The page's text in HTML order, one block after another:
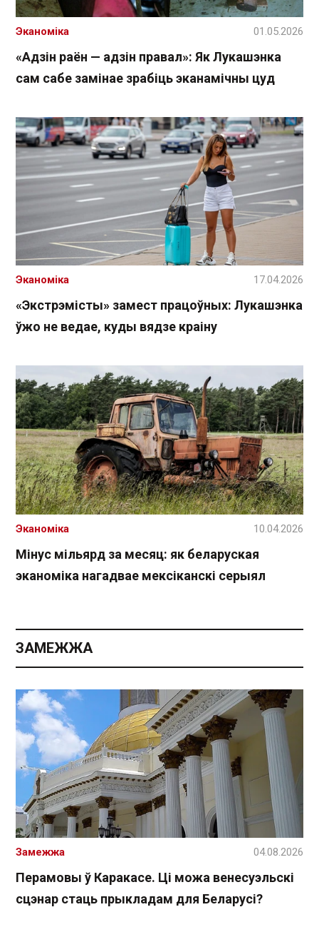
«Адзін раён — адзін правал»: Як Лукашэнка
сам сабе замінае зрабіць эканамічны цуд
Эканоміка 01.05.2026
«Экстрэмісты» замест працоўных: Лукашэнка
ўжо не ведае, куды вядзе краіну
Эканоміка 17.04.2026
Мінус мільярд за месяц: як беларуская
эканоміка нагадвае мексіканскі серыял
Эканоміка 10.04.2026
ЗАМЕЖЖА
Перамовы ў Каракасе. Ці можа венесуэльскі
сцэнар стаць прыкладам для Беларусі?
Замежжа 04.08.2026